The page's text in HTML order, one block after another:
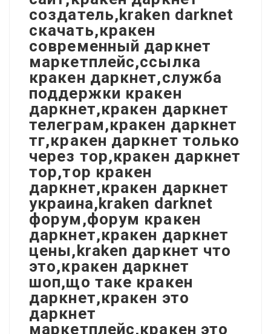
создатель,kraken darknet
скачать,кракен
современный даркнет
маркетплейс,ссылка
кракен даркнет,служба
поддержки кракен
даркнет,кракен даркнет
телеграм,кракен даркнет
тг,кракен даркнет только
через тор,кракен даркнет
тор,тор кракен
даркнет,кракен даркнет
украина,kraken darknet
форум,форум кракен
даркнет,кракен даркнет
цены,kraken даркнет что
это,кракен даркнет
шоп,що таке кракен
даркнет,кракен это
даркнет
маркетплейс,кракен это